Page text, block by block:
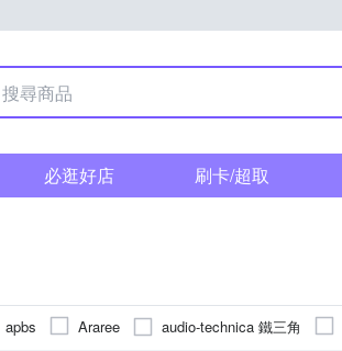
必逛好店 刷卡/超取
apbs Araree audio-technica 鐵三角